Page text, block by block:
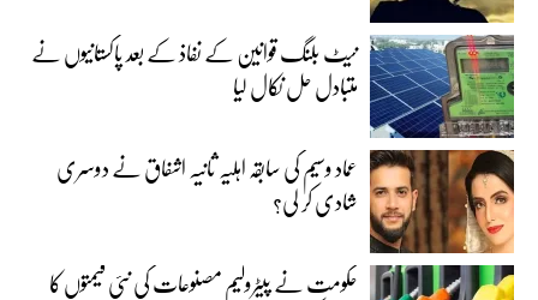
نیٹ بلنگ قوانین کے نفاذ کے بعد پاکستانیوں نے
متبادل حل نکال لیا
عماد وسیم کی سابقہ اہلیہ ثانیہ اشفاق نے دوسری
شادی کر لی؟
حکومت نے پیٹرولیم مصنوعات کی نئی قیمتوں کا